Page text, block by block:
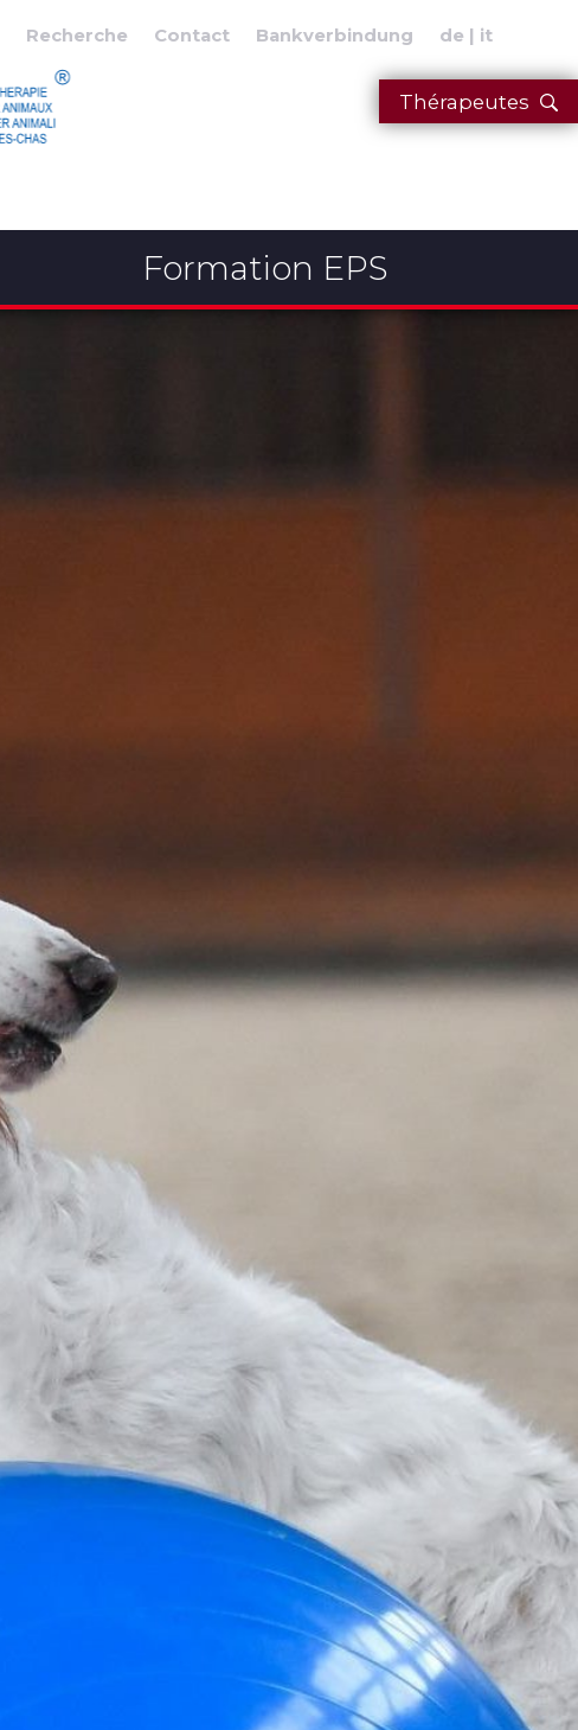
Thérapeutes
Recherche Contact Bankverbindung de it
Formation EPS